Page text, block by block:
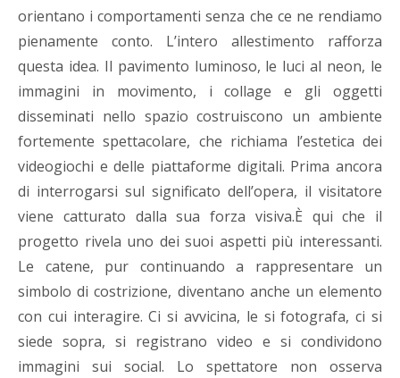
orientano i comportamenti senza che ce ne rendiamo
pienamente conto. L’intero allestimento rafforza
questa idea. Il pavimento luminoso, le luci al neon, le
immagini in movimento, i collage e gli oggetti
disseminati nello spazio costruiscono un ambiente
fortemente spettacolare, che richiama l’estetica dei
videogiochi e delle piattaforme digitali. Prima ancora
di interrogarsi sul significato dell’opera, il visitatore
viene catturato dalla sua forza visiva.È qui che il
progetto rivela uno dei suoi aspetti più interessanti.
Le catene, pur continuando a rappresentare un
simbolo di costrizione, diventano anche un elemento
con cui interagire. Ci si avvicina, le si fotografa, ci si
siede sopra, si registrano video e si condividono
immagini sui social. Lo spettatore non osserva